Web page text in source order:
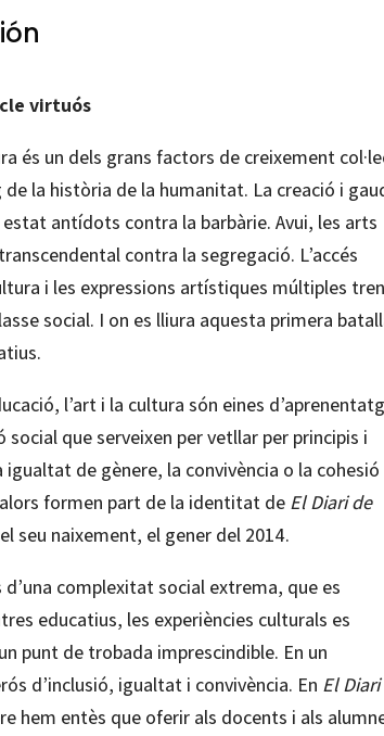
virtuós
és un dels grans factors de creixement
de la història de la humanitat. La creació i
estat antídots contra la barbàrie. Avui, les arts
contra la segregació. L’accés
i les expressions artístiques múltiples
social. I on es lliura aquesta primera
l’art i la cultura són eines
que serveixen per vetllar per principis i
igualtat de gènere, la convivència o la cohesió
formen part de la identitat de El Diari de
seu naixement, el gener del 2014.
d’una complexitat social extrema, que es
educatius, les experiències culturals es
punt de trobada imprescindible. En un
d’inclusió, igualtat i convivència. En El
hem entès que oferir als docents i als